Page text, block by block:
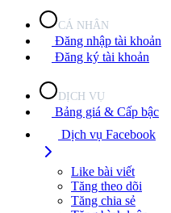
CÁ NHÂN
Đăng nhập tài khoản
Đăng ký tài khoản
DỊCH VỤ
Bảng giá & Cấp bậc
Dịch vụ Facebook
Like bài viết
Tăng theo dõi
Tăng chia sẻ